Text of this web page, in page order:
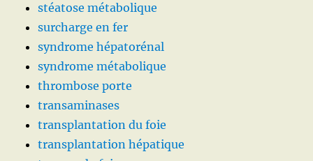
stéatose métabolique
surcharge en fer
syndrome hépatorénal
syndrome métabolique
thrombose porte
transaminases
transplantation du foie
transplantation hépatique